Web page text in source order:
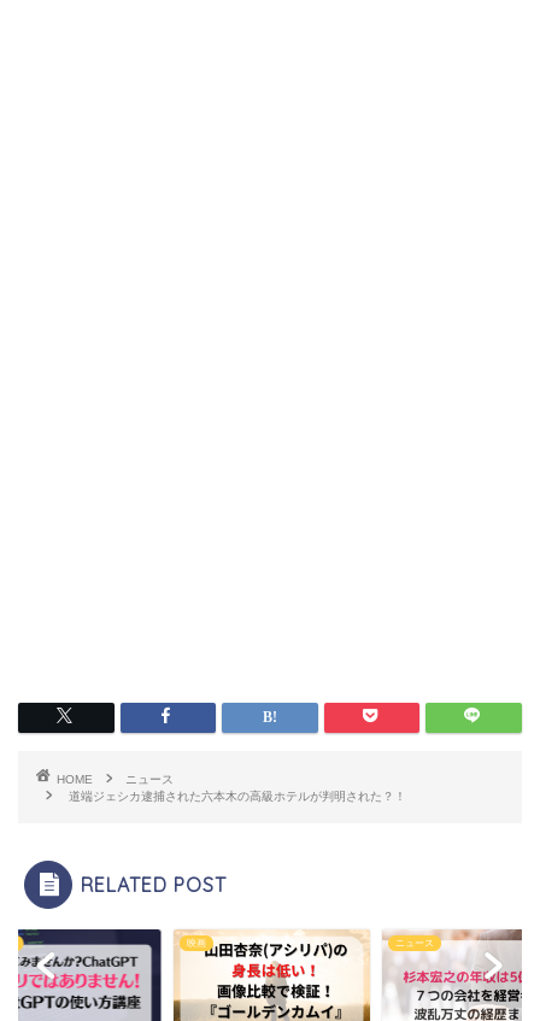
HOME
ニュース
道端ジェシカ逮捕された六本木の高級ホテルが判明された？！
RELATED POST
映画 ニュース ニュー